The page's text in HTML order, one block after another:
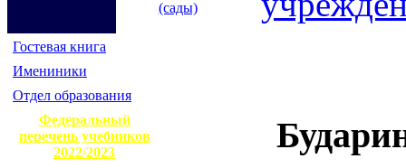
(сады)
Гостевая книга
Имениники
Отдел образования
Федеральный
перечень учебников
2022/2023